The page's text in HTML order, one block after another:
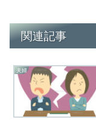
関連記事
夫婦